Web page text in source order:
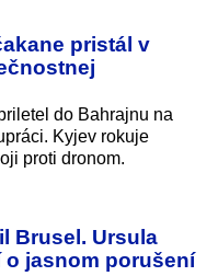
pristál v
do Bahrajnu na
Kyjev rokuje
proti dronom.
Brusel. Ursula
jasnom porušení